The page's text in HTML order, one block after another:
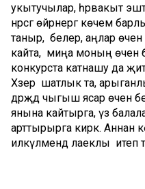
укытучылар, һәрвакыт
нәрсәгә өйрәнергә көчем
таныр, белер, аңлар өчен
кайта, ә миңа моның
конкурста катнашу да
Хәзер шатлык та,
дәрәҗәдә чыгыш ясар өчен
янына кайтырга, үз
арттырырга кирәк. Аннан
илкүләмендә лаеклы итеп